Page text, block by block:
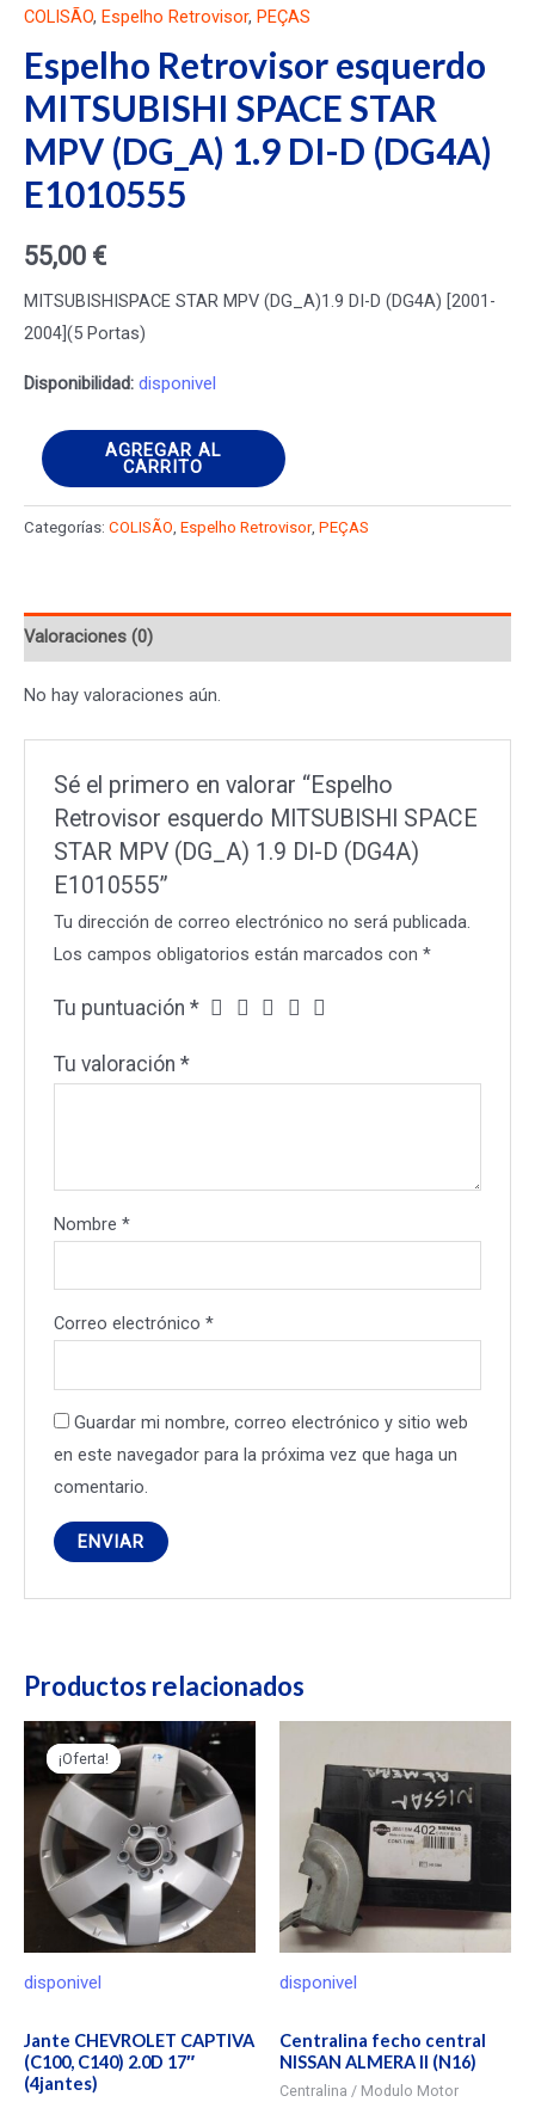
COLISÃO, Espelho Retrovisor, PEÇAS
Espelho Retrovisor esquerdo
MITSUBISHI SPACE STAR
MPV (DG_A) 1.9 DI-D (DG4A)
E1010555
55,00 €
MITSUBISHISPACE STAR MPV (DG_A)1.9 DI-D (DG4A) [2001-
2004](5 Portas)
Disponibilidad: disponivel
Espelho
Retrovisor
esquerdo
MITSUBISHI
MPV
1.9
DI-
(DG4A)
E1010555
cantidad
AGREGAR AL
CARRITO
Categorías: COLISÃO, Espelho Retrovisor, PEÇAS
Valoraciones (0)
No hay valoraciones aún.
Sé el primero en valorar “Espelho
Retrovisor esquerdo MITSUBISHI SPACE
STAR MPV (DG_A) 1.9 DI-D (DG4A)
E1010555”
Tu dirección de correo electrónico no será publicada.
Los campos obligatorios están marcados con*
Tu puntuación*
Tu valoración*
Nombre*
Correo electrónico*
Guardar mi nombre, correo electrónico y sitio web
en este navegador para la próxima vez que haga un
comentario.
Productos relacionados
¡Oferta!
disponivel
¡Oferta!
Jante CHEVROLET CAPTIVA
(C100, C140) 2.0D 17″
(4jantes)
disponivel
Centralina fecho central
NISSAN ALMERA II (N16)
Centralina / Modulo Motor